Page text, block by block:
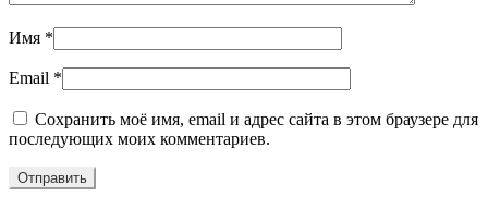
Имя *
Email *
Сохранить моё имя, email и адрес сайта в этом браузере для
последующих моих комментариев.